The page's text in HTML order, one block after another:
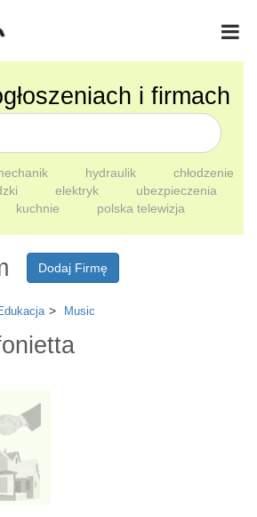
i firmach
hydraulik
chłodzenie
elektryk
ubezpieczenia
kuchnie polska telewizja
Dodaj Firmę
Music